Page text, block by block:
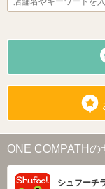
ONE COMPATHの
シュフーチ